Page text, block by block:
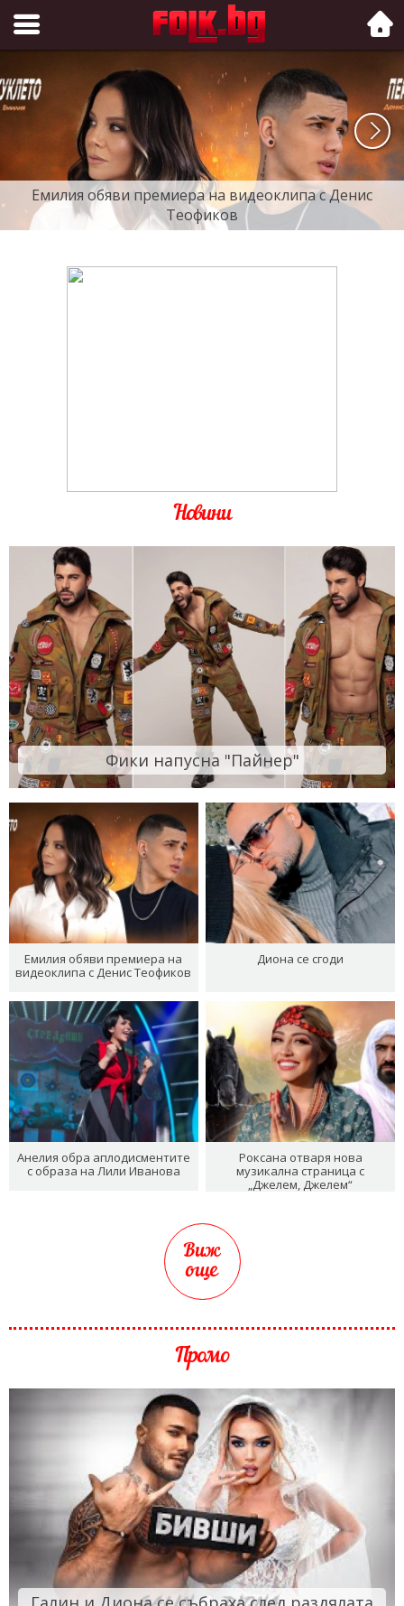
Folk.bg
Емилия обяви премиера на видеоклипа с Денис
Теофиков
Новини
Фики напусна "Пайнер"
Емилия обяви премиера на
видеоклипа с Денис Теофиков
Диона се сгоди
Анелия обра аплодисментите
с образа на Лили Иванова
Роксана отваря нова
музикална страница с
„Джелем, Джелем“
Виж
още
Промо